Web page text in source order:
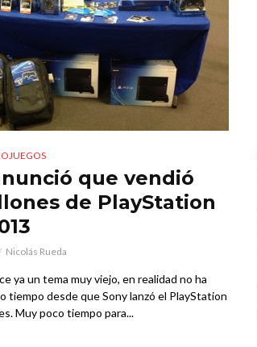
que vendió
de PlayStation
Nicolás Rueda
ya un tema muy viejo, en realidad no ha
tiempo desde que Sony lanzó el PlayStation
Muy poco tiempo para...